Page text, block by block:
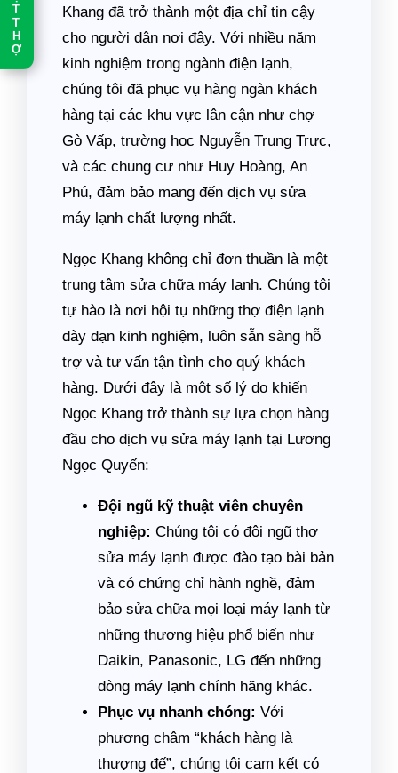
T
T
H
Ợ
Khang đã trở thành một địa chỉ tin cậy
cho người dân nơi đây. Với nhiều năm
kinh nghiệm trong ngành điện lạnh,
chúng tôi đã phục vụ hàng ngàn khách
hàng tại các khu vực lân cận như chợ
Gò Vấp, trường học Nguyễn Trung Trực,
và các chung cư như Huy Hoàng, An
Phú, đảm bảo mang đến dịch vụ sửa
máy lạnh chất lượng nhất.
Ngọc Khang không chỉ đơn thuần là một
trung tâm sửa chữa máy lạnh. Chúng tôi
tự hào là nơi hội tụ những thợ điện lạnh
dày dạn kinh nghiệm, luôn sẵn sàng hỗ
trợ và tư vấn tận tình cho quý khách
hàng. Dưới đây là một số lý do khiến
Ngọc Khang trở thành sự lựa chọn hàng
đầu cho dịch vụ sửa máy lạnh tại Lương
Ngọc Quyến:
Đội ngũ kỹ thuật viên chuyên
nghiệp: Chúng tôi có đội ngũ thợ
sửa máy lạnh được đào tạo bài bản
và có chứng chỉ hành nghề, đảm
bảo sửa chữa mọi loại máy lạnh từ
những thương hiệu phổ biến như
Daikin, Panasonic, LG đến những
dòng máy lạnh chính hãng khác.
Phục vụ nhanh chóng: Với
phương châm “khách hàng là
thượng đế”, chúng tôi cam kết có